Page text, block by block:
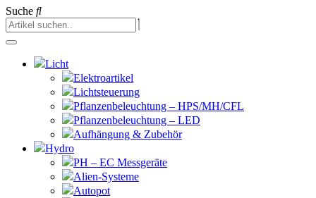
Suche
Licht
Elektroartikel
Lichtsteuerung
Pflanzenbeleuchtung – HPS/MH/CFL
Pflanzenbeleuchtung – LED
Aufhängung & Zubehör
Hydro
PH – EC Messgeräte
Alien-Systeme
Autopot